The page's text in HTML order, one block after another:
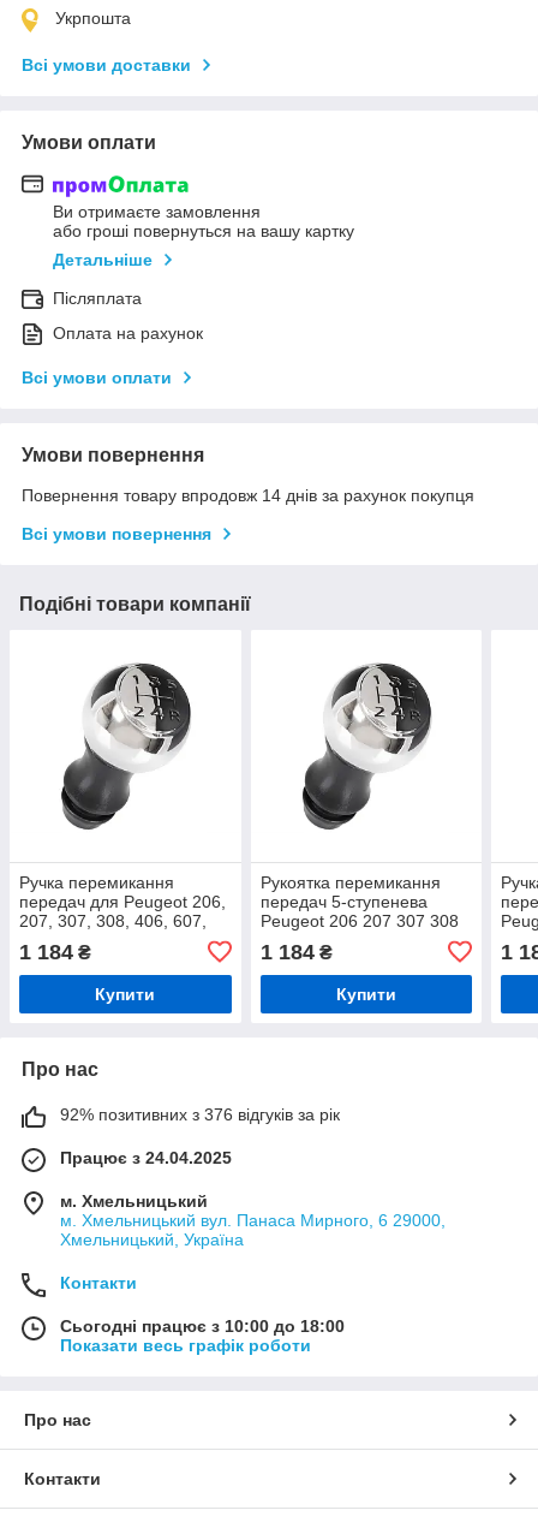
Укрпошта
Всі умови доставки
Умови оплати
Ви отримаєте замовлення
або гроші повернуться на вашу картку
Детальніше
Післяплата
Оплата на рахунок
Всі умови оплати
Умови повернення
Повернення товару впродовж 14 днів за рахунок покупця
Всі умови повернення
Подібні товари компанії
Ручка перемикання
передач для Peugeot 206,
207, 307, 308, 406, 607,
передач, хром і чорний
1 184 ₴
Купити
Рукоятка перемикання
передач 5-ступенева
Peugeot 206 207 307 308
хром і чорна
1 184₴
Купити
1
Про нас
92% позитивних з 376 відгуків за рік
Працює з 24.04.2025
м. Хмельницький
м. Хмельницький вул. Панаса Мирного, 6 29000,
Хмельницький, Україна
Контакти
Сьогодні працює з 10:00 до 18:00
Показати весь графік роботи
Про нас
Контакти